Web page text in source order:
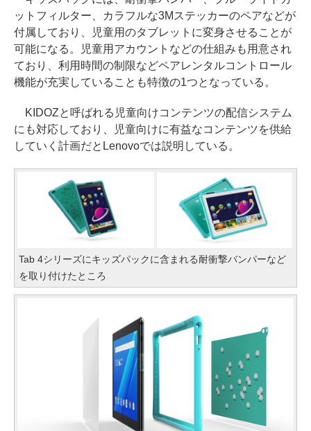
ットフィルター、カラフルな3Mステッカーのペアなどが
付属しており、児童用のタブレットに変身させることが
可能になる。児童用アカウントなどの仕組みも用意され
ており、利用時間の制限などペアレンタルコントロール
機能が充実していることも特徴の1つとなっている。
KIDOZと呼ばれる児童向けコンテンツの配信システム
にも対応しており、児童向けに有益なコンテンツを供給
していく計画だとLenovoでは説明している。
Tab 4シリーズにキッズパックに含まれる耐衝撃バンパーなど
を取り付けたところ